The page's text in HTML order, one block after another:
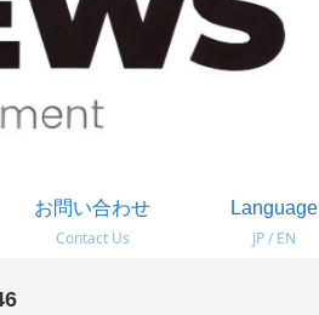
お問い合わせ
Contact Us
Language
JP / EN